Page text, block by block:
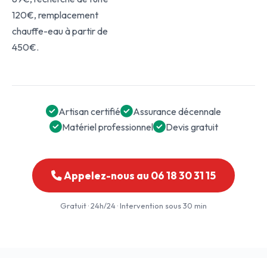
120€, remplacement
chauffe-eau à partir de
450€.
Artisan certifié
Assurance décennale
Matériel professionnel
Devis gratuit
Appelez-nous au 06 18 30 31 15
Gratuit · 24h/24 · Intervention sous 30 min